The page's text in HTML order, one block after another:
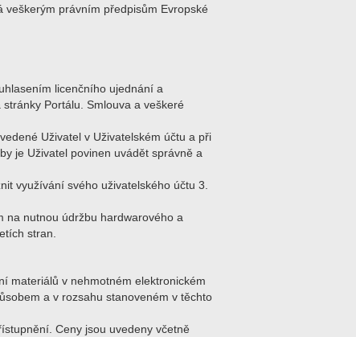
právním předpisům Evropské
licenčního ujednání a
Portálu. Smlouva a veškeré
Uživatel v Uživatelském účtu a při
je Uživatel povinen uvádět správně a
využívání svého uživatelského účtu 3.
na nutnou údržbu hardwarového a
stran.
materiálů v nehmotném elektronickém
a v rozsahu stanoveném v těchto
Ceny jsou uvedeny včetně